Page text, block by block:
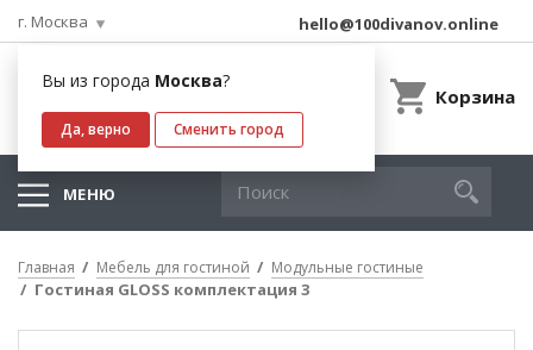
г. Москва
Вы из города Москва?
Да, верно Сменить город
hello@100divanov.online
Корзина
МЕНЮ
Главная Мебель для гостиной Модульные гостиные
Гостиная GLOSS комплектация 3